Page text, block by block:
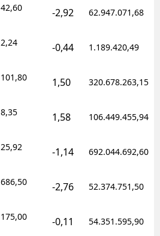
42,60 -2,92 62.947.071,68
2,24 -0,44 1.189.420,49
101,80 1,50 320.678.263,15
8,35 1,58 106.449.455,94
25,92 -1,14 692.044.692,60
686,50 -2,76 52.374.751,50
175,00 -0,11 54.351.595,90